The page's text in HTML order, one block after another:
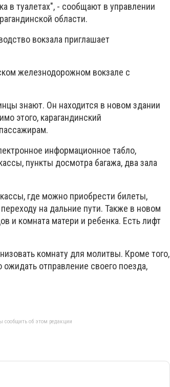
в туалетах", - сообщают в управлении
области.
вокзала приглашает
железнодорожном вокзале с
знают. Он находится в новом здании
этого, карагандинский
информационное табло,
пункты досмотра багажа, два зала
где можно приобрести билеты,
на дальние пути. Также в новом
и комната матери и ребенка. Есть лифт
комнату для молитвы. Кроме того,
отправление своего поезда,
сообщить об этом редакции